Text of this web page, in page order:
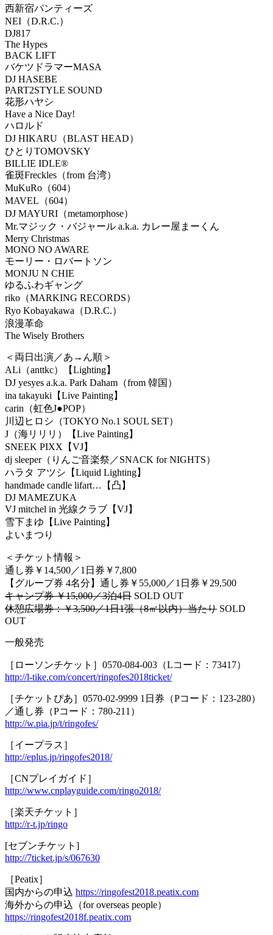
西新宿パンティーズ
NEI（D.R.C.）
DJ817
The Hypes
BACK LIFT
バケツドラマーMASA
DJ HASEBE
PART2STYLE SOUND
花形ハヤシ
Have a Nice Day!
ハロルド
DJ HIKARU（BLAST HEAD）
ひとりTOMOVSKY
BILLIE IDLE®
雀斑Freckles（from 台湾）
MuKuRo（604）
MAVEL（604）
DJ MAYURI（metamorphose）
Mr.マジック・バジャール a.k.a. カレー屋まーくん
Merry Christmas
MONO NO AWARE
モーリー・ロバートソン
MONJU N CHIE
ゆるふわギャング
riko（MARKING RECORDS）
Ryo Kobayakawa（D.R.C.）
浪漫革命
The Wisely Brothers
＜両日出演／あ→ん順＞
ALi（anttkc）【Lighting】
DJ yesyes a.k.a. Park Daham（from 韓国）
ina takayuki【Live Painting】
carin（虹色J●POP）
川辺ヒロシ（TOKYO No.1 SOUL SET）
J（海リリリ）【Live Painting】
SNEEK PIXX【VJ】
dj sleeper（りんご音楽祭／SNACK for NIGHTS）
ハラタ アツシ【Liquid Lighting】
handmade candle lifart…【凸】
DJ MAMEZUKA
VJ mitchel in 光線クラブ【VJ】
雪下まゆ【Live Painting】
よいまつり
＜チケット情報＞
通し券￥14,500／1日券￥7,800
【グループ券 4名分】通し券￥55,000／1日券￥29,500
キャンプ券 ￥15,000／3泊4日 SOLD OUT
休憩広場券：￥3,500／1日1張（8㎡以内）当たり SOLD
OUT
一般発売
［ローソンチケット］0570-084-003（Lコード：73417）
http://l-tike.com/concert/ringofes2018ticket/
［チケットぴあ］0570-02-9999 1日券（Pコード：123-280）
／通し券（Pコード：780-211）
http://w.pia.jp/t/ringofes/
［イープラス］
http://eplus.jp/ringofes2018/
［CNプレイガイド］
http://www.cnplayguide.com/ringo2018/
［楽天チケット］
http://r-t.jp/ringo
[セブンチケット]
http://7ticket.jp/s/067630
［Peatix］
国内からの申込 https://ringofest2018.peatix.com
海外からの申込（for overseas people）
https://ringofest2018f.peatix.com